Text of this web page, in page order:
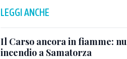
LEGGI ANCHE
Il Carso ancora in fiamme:
incendio a Samatorza